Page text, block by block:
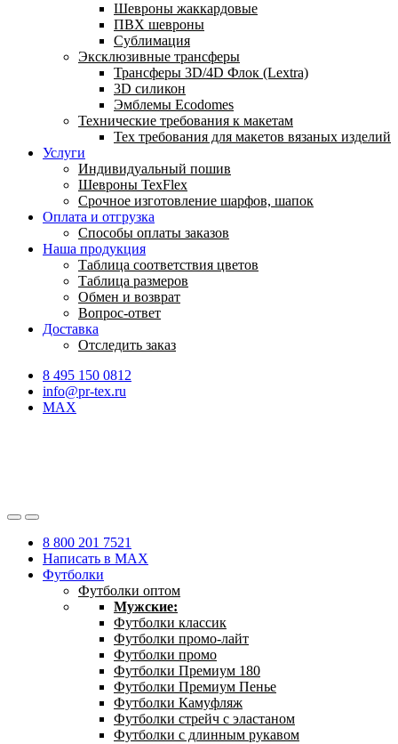
Шевроны жаккардовые
ПВХ шевроны
Сублимация
Эксклюзивные трансферы
Трансферы 3D/4D Флок (Lextra)
3D силикон
Эмблемы Ecodomes
Технические требования к макетам
Тех требования для макетов вязаных изделий
Услуги
Индивидуальный пошив
Шевроны TexFlex
Срочное изготовление шарфов, шапок
Оплата и отгрузка
Способы оплаты заказов
Наша продукция
Таблица соответствия цветов
Таблица размеров
Обмен и возврат
Вопрос-ответ
Доставка
Отследить заказ
8 495 150 0812
info@pr-tex.ru
MAX
8 800 201 7521
Написать в MAX
Футболки
Футболки оптом
Мужские:
Футболки классик
Футболки промо-лайт
Футболки промо
Футболки Премиум 180
Футболки Премиум Пенье
Футболки Камуфляж
Футболки стрейч с эластаном
Футболки с длинным рукавом